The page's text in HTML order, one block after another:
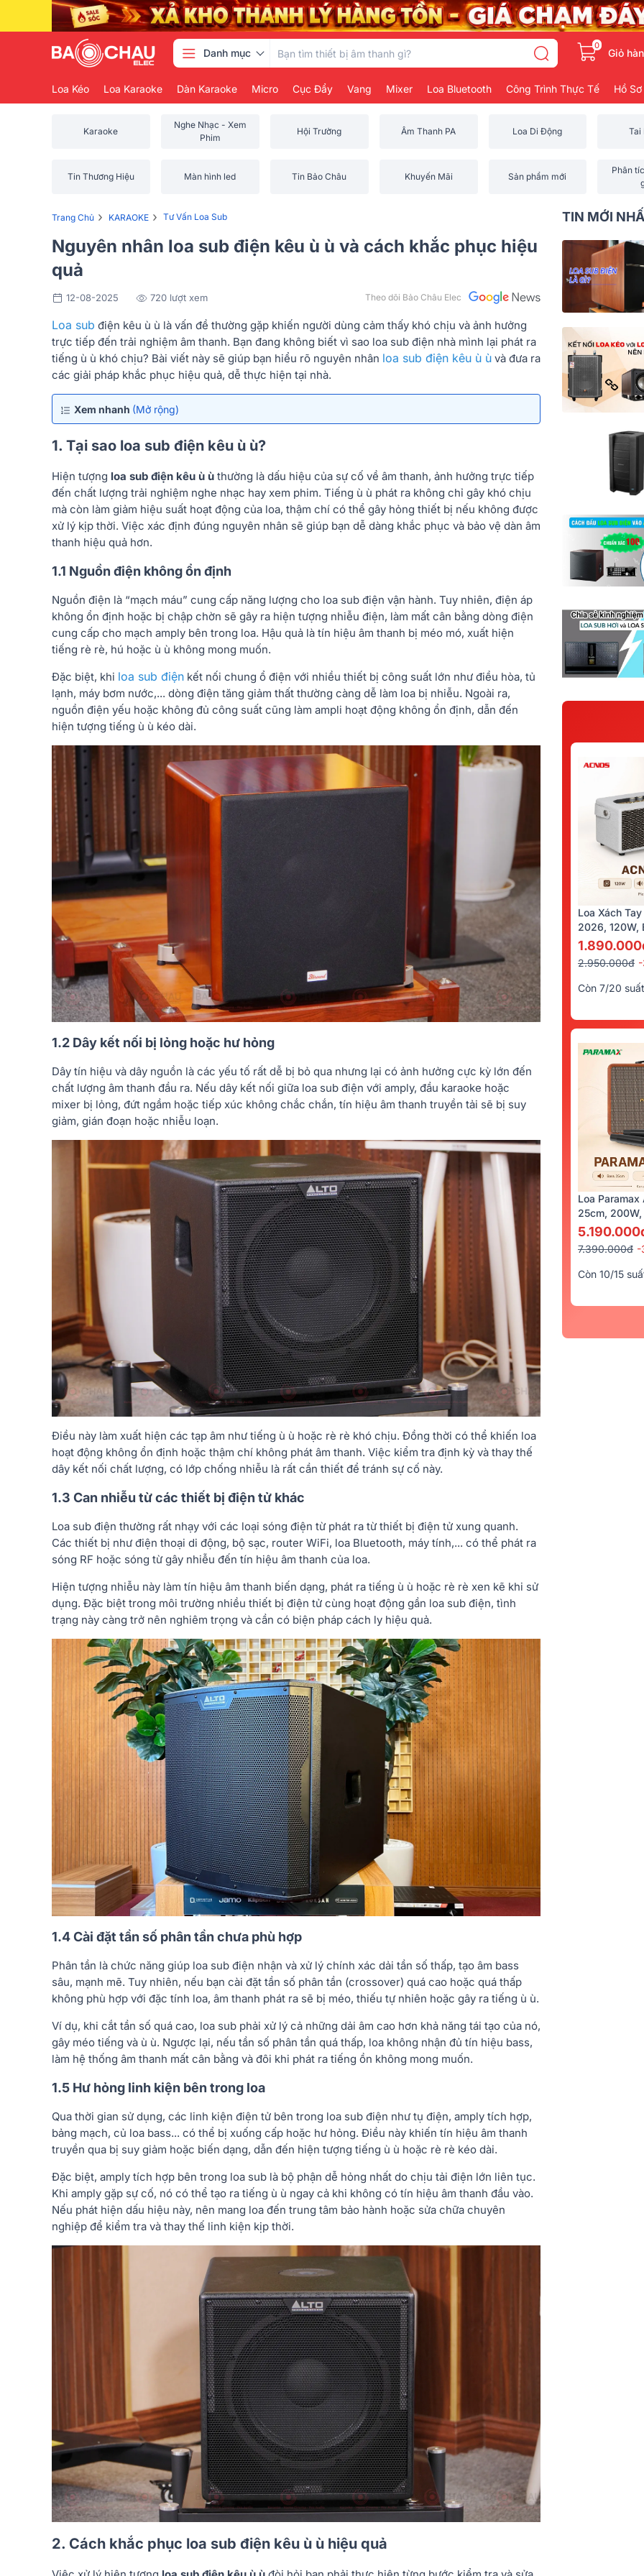
Danh mục
0
Giỏ
Loa Kéo Loa Karaoke Dàn Karaoke Micro Cục Đẩy Vang Mixer Loa Bluetooth Công Trình Thực Tế Hồ
Karaoke
Nghe Nhạc - Xem
Phim
Hội Trường Âm Thanh PA Loa Di Động Tai
Tin Thương Hiệu Màn hình led Tin Bảo Châu Khuyến Mãi Sản phẩm mới
Phân
Trang Chủ › KARAOKE › Tư Vấn Loa Sub
Nguyên nhân loa sub điện kêu ù ù và cách khắc phục hiệu
quả
12-08-2025 720 lượt xem Theo dõi Bảo Châu Elec
Loa sub điện kêu ù ù là vấn đề thường gặp khiến người dùng cảm thấy khó chịu và ảnh hưởng
trực tiếp đến trải nghiệm âm thanh. Bạn đang không biết vì sao loa sub điện nhà mình lại phát ra
tiếng ù ù khó chịu? Bài viết này sẽ giúp bạn hiểu rõ nguyên nhân loa sub điện kêu ù ù và đưa ra
các giải pháp khắc phục hiệu quả, dễ thực hiện tại nhà.
Xem nhanh (Mở rộng)
1. Tại sao loa sub điện kêu ù ù?
Hiện tượng loa sub điện kêu ù ù thường là dấu hiệu của sự cố về âm thanh, ảnh hưởng trực tiếp
đến chất lượng trải nghiệm nghe nhạc hay xem phim. Tiếng ù ù phát ra không chỉ gây khó chịu
mà còn làm giảm hiệu suất hoạt động của loa, thậm chí có thể gây hỏng thiết bị nếu không được
xử lý kịp thời. Việc xác định đúng nguyên nhân sẽ giúp bạn dễ dàng khắc phục và bảo vệ dàn âm
thanh hiệu quả hơn.
1.1 Nguồn điện không ổn định
Nguồn điện là “mạch máu” cung cấp năng lượng cho loa sub điện vận hành. Tuy nhiên, điện áp
không ổn định hoặc bị chập chờn sẽ gây ra hiện tượng nhiễu điện, làm mất cân bằng dòng điện
cung cấp cho mạch amply bên trong loa. Hậu quả là tín hiệu âm thanh bị méo mó, xuất hiện
tiếng rè rè, hú hoặc ù ù không mong muốn.
Đặc biệt, khi loa sub điện kết nối chung ổ điện với nhiều thiết bị công suất lớn như điều hòa, tủ
lạnh, máy bơm nước,... dòng điện tăng giảm thất thường càng dễ làm loa bị nhiễu. Ngoài ra,
nguồn điện yếu hoặc không đủ công suất cũng làm ampli hoạt động không ổn định, dẫn đến
hiện tượng tiếng ù ù kéo dài.
1.2 Dây kết nối bị lỏng hoặc hư hỏng
Dây tín hiệu và dây nguồn là các yếu tố rất dễ bị bỏ qua nhưng lại có ảnh hưởng cực kỳ lớn đến
chất lượng âm thanh đầu ra. Nếu dây kết nối giữa loa sub điện với amply, đầu karaoke hoặc
mixer bị lỏng, đứt ngầm hoặc tiếp xúc không chắc chắn, tín hiệu âm thanh truyền tải sẽ bị suy
giảm, gián đoạn hoặc nhiễu loạn.
Điều này làm xuất hiện các tạp âm như tiếng ù ù hoặc rè rè khó chịu. Đồng thời có thể khiến loa
hoạt động không ổn định hoặc thậm chí không phát âm thanh. Việc kiểm tra định kỳ và thay thế
dây kết nối chất lượng, có lớp chống nhiễu là rất cần thiết để tránh sự cố này.
1.3 Can nhiễu từ các thiết bị điện tử khác
Loa sub điện thường rất nhạy với các loại sóng điện từ phát ra từ thiết bị điện tử xung quanh.
Các thiết bị như điện thoại di động, bộ sạc, router WiFi, loa Bluetooth, máy tính,... có thể phát ra
sóng RF hoặc sóng từ gây nhiễu đến tín hiệu âm thanh của loa.
Hiện tượng nhiễu này làm tín hiệu âm thanh biến dạng, phát ra tiếng ù ù hoặc rè rè xen kẽ khi sử
dụng. Đặc biệt trong môi trường nhiều thiết bị điện tử cùng hoạt động gần loa sub điện, tình
trạng này càng trở nên nghiêm trọng và cần có biện pháp cách ly hiệu quả.
1.4 Cài đặt tần số phân tần chưa phù hợp
Phân tần là chức năng giúp loa sub điện nhận và xử lý chính xác dải tần số thấp, tạo âm bass
sâu, mạnh mẽ. Tuy nhiên, nếu bạn cài đặt tần số phân tần (crossover) quá cao hoặc quá thấp
không phù hợp với đặc tính loa, âm thanh phát ra sẽ bị méo, thiếu tự nhiên hoặc gây ra tiếng ù ù.
Ví dụ, khi cắt tần số quá cao, loa sub phải xử lý cả những dải âm cao hơn khả năng tái tạo của nó,
gây méo tiếng và ù ù. Ngược lại, nếu tần số phân tần quá thấp, loa không nhận đủ tín hiệu bass,
làm hệ thống âm thanh mất cân bằng và đôi khi phát ra tiếng ồn không mong muốn.
1.5 Hư hỏng linh kiện bên trong loa
Qua thời gian sử dụng, các linh kiện điện tử bên trong loa sub điện như tụ điện, amply tích hợp,
bảng mạch, củ loa bass... có thể bị xuống cấp hoặc hư hỏng. Điều này khiến tín hiệu âm thanh
truyền qua bị suy giảm hoặc biến dạng, dẫn đến hiện tượng tiếng ù ù hoặc rè rè kéo dài.
Đặc biệt, amply tích hợp bên trong loa sub là bộ phận dễ hỏng nhất do chịu tải điện lớn liên tục.
Khi amply gặp sự cố, nó có thể tạo ra tiếng ù ù ngay cả khi không có tín hiệu âm thanh đầu vào.
Nếu phát hiện dấu hiệu này, nên mang loa đến trung tâm bảo hành hoặc sửa chữa chuyên
nghiệp để kiểm tra và thay thế linh kiện kịp thời.
2. Cách khắc phục loa sub điện kêu ù ù hiệu quả
TIN MỚI
Loa Xách
2026, 120W,
Kèm 2 Tay
2.950.000đ
Còn 7/20 suất
Loa
25cm,
7.390.000đ -
Còn 10/15